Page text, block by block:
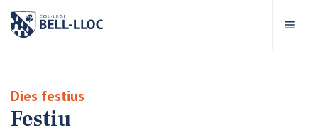
Bell-lloc
Dies festius
Festiu